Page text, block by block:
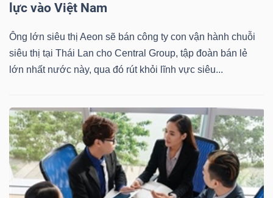
lực vào Việt Nam
Ông lớn siêu thị Aeon sẽ bán công ty con vận hành chuỗi
siêu thị tại Thái Lan cho Central Group, tập đoàn bán lẻ
lớn nhất nước này, qua đó rút khỏi lĩnh vực siêu...
CÔNG
NGHIỆP
TIÊU
DÙNG
KHÔNG
THIẾT